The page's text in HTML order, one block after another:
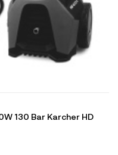
130 Bar Karcher HD